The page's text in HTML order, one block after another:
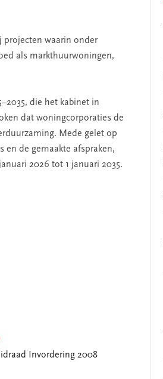
projecten waarin onder
als markthuurwoningen,
die het kabinet in
dat woningcorporaties de
Mede gelet op
en de gemaakte afspraken,
2026 tot 1 januari 2035.
Invordering 2008